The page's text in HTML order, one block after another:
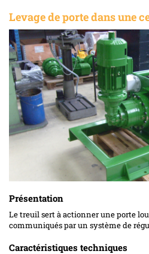
Levage de porte dans une
Présentation
Le treuil sert à actionner une porte
communiqués par un système de
Caractéristiques techniques